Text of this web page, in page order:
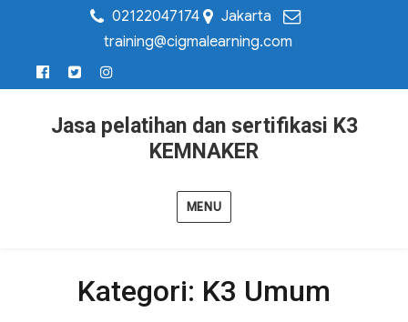
02122047174
Jakarta
training@cigmalearning.com
Jasa pelatihan dan sertifikasi K3
KEMNAKER
MENU
Kategori: K3 Umum